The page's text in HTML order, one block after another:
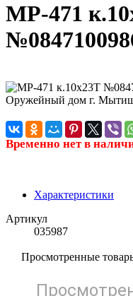
МР-471
Временно нет в
Характеристики
Артикул
035987
Просмотренные